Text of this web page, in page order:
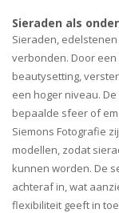
Sieraden als
Sieraden,
verbonden. Door
beautysetting,
een hoger niveau.
bepaalde sfeer of
Siemons Fotografie
modellen, zodat
kunnen worden. De
achteraf in, wat
flexibiliteit geeft in